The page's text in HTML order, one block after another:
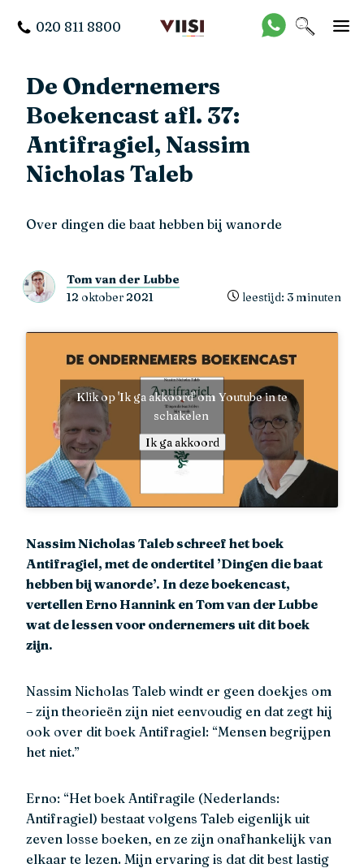
020 811 8800
De Ondernemers
Boekencast afl. 37:
Antifragiel, Nassim
Nicholas Taleb
Over dingen die baat hebben bij wanorde
Tom van der Lubbe
12 oktober 2021
leestijd: 3 minuten
Klik op 'Ik ga akkoord' om Youtube in te
schakelen
Ik ga akkoord
Nassim Nicholas Taleb schreef het boek
Antifragiel, met de ondertitel ’Dingen die baat
hebben bij wanorde’. In deze boekencast,
vertellen Erno Hannink en Tom van der Lubbe
wat de lessen voor ondernemers uit dit boek
zijn.
Nassim Nicholas Taleb windt er geen doekjes om
– zijn theorieën zijn niet eenvoudig en dat zegt hij
ook over dit boek Antifragiel: “Mensen begrijpen
het niet.”
Erno: “Het boek Antifragile (Nederlands:
Antifragiel) bestaat volgens Taleb eigenlijk uit
zeven losse boeken, en ze zijn onafhankelijk van
elkaar te lezen. Mijn ervaring is dat dit best lastig